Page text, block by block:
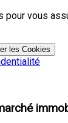
pour vous
les Cookies